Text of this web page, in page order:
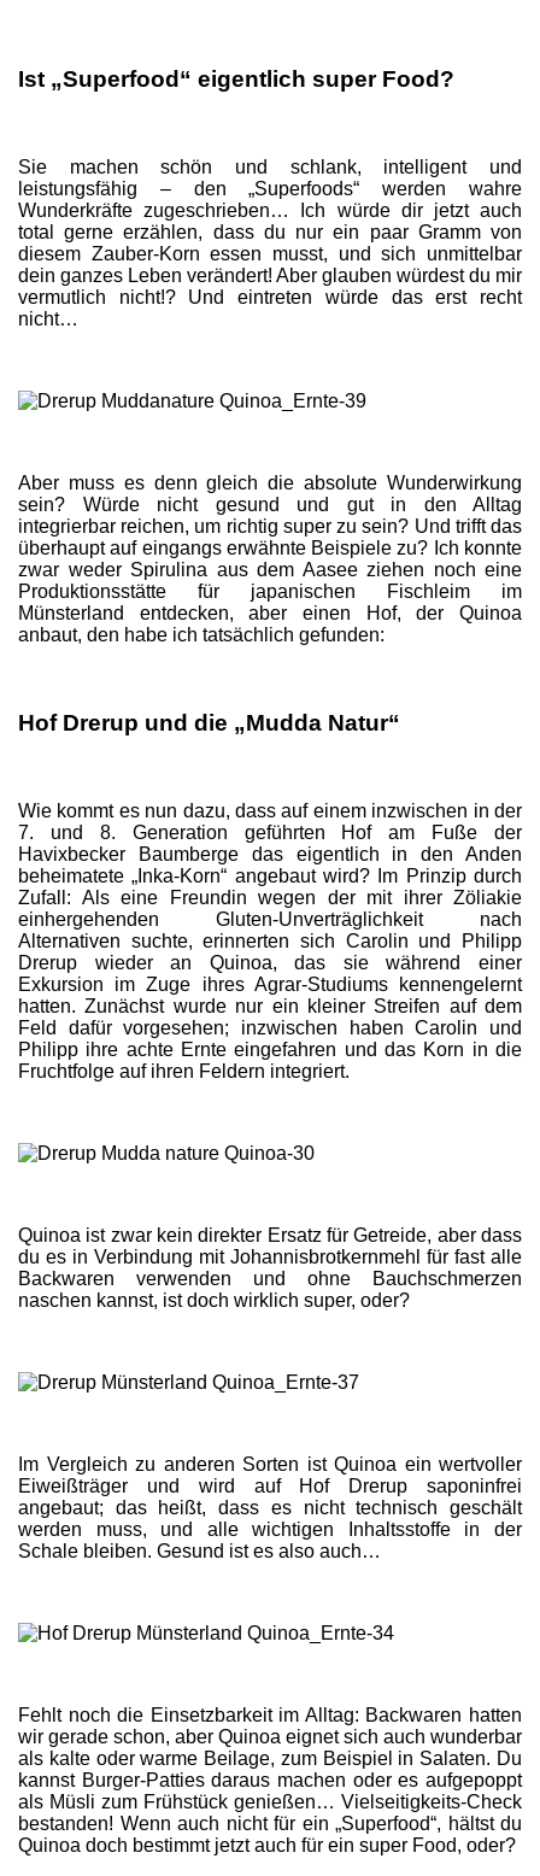
Ist „Superfood“ eigentlich super Food?
Sie machen schön und schlank, intelligent und
leistungsfähig – den „Superfoods“ werden wahre
Wunderkräfte zugeschrieben… Ich würde dir jetzt auch
total gerne erzählen, dass du nur ein paar Gramm von
diesem Zauber-Korn essen musst, und sich unmittelbar
dein ganzes Leben verändert! Aber glauben würdest du mir
vermutlich nicht!? Und eintreten würde das erst recht
nicht…
Aber muss es denn gleich die absolute Wunderwirkung
sein? Würde nicht gesund und gut in den Alltag
integrierbar reichen, um richtig super zu sein? Und trifft das
überhaupt auf eingangs erwähnte Beispiele zu? Ich konnte
zwar weder Spirulina aus dem Aasee ziehen noch eine
Produktionsstätte für japanischen Fischleim im
Münsterland entdecken, aber einen Hof, der Quinoa
anbaut, den habe ich tatsächlich gefunden:
Hof Drerup und die „Mudda Natur“
Wie kommt es nun dazu, dass auf einem inzwischen in der
7. und 8. Generation geführten Hof am Fuße der
Havixbecker Baumberge das eigentlich in den Anden
beheimatete „Inka-Korn“ angebaut wird? Im Prinzip durch
Zufall: Als eine Freundin wegen der mit ihrer Zöliakie
einhergehenden Gluten-Unverträglichkeit nach
Alternativen suchte, erinnerten sich Carolin und Philipp
Drerup wieder an Quinoa, das sie während einer
Exkursion im Zuge ihres Agrar-Studiums kennengelernt
hatten. Zunächst wurde nur ein kleiner Streifen auf dem
Feld dafür vorgesehen; inzwischen haben Carolin und
Philipp ihre achte Ernte eingefahren und das Korn in die
Fruchtfolge auf ihren Feldern integriert.
Quinoa ist zwar kein direkter Ersatz für Getreide, aber dass
du es in Verbindung mit Johannisbrotkernmehl für fast alle
Backwaren verwenden und ohne Bauchschmerzen
naschen kannst, ist doch wirklich super, oder?
Im Vergleich zu anderen Sorten ist Quinoa ein wertvoller
Eiweißträger und wird auf Hof Drerup saponinfrei
angebaut; das heißt, dass es nicht technisch geschält
werden muss, und alle wichtigen Inhaltsstoffe in der
Schale bleiben. Gesund ist es also auch…
Fehlt noch die Einsetzbarkeit im Alltag: Backwaren hatten
wir gerade schon, aber Quinoa eignet sich auch wunderbar
als kalte oder warme Beilage, zum Beispiel in Salaten. Du
kannst Burger-Patties daraus machen oder es aufgepoppt
als Müsli zum Frühstück genießen… Vielseitigkeits-Check
bestanden! Wenn auch nicht für ein „Superfood“, hältst du
Quinoa doch bestimmt jetzt auch für ein super Food, oder?